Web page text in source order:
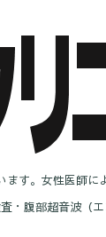
す。女性医師に
・腹部超音波（